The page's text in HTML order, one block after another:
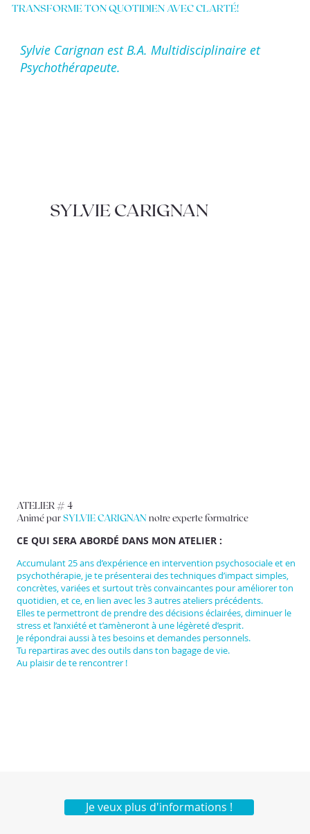
ATELIER # 4
Animé parSYLVIE CARIGNAN notre experte formatrice
CE QUI SERA ABORDÉ DANS MON ATELIER :
Accumulant 25 ans d’expérience en intervention psychosociale et en
psychothérapie, je te présenterai des techniques d’impact simples,
concrètes, variées et surtout très convaincantes pour améliorer ton
quotidien, et ce, en lien avec les 3 autres ateliers précédents.
Elles te permettront de prendre des décisions éclairées, diminuer le
stress et l’anxiété et t’amèneront à une légèreté d’esprit.
Je répondrai aussi à tes besoins et demandes personnels.
Tu repartiras avec des outils dans ton bagage de vie.
Au plaisir de te rencontrer !
Je veux plus d'informations !
TRANSFORME TON QUOTIDIEN AVEC CLARTÉ!
Sylvie Carignan est B.A. Multidisciplinaire et
Psychothérapeute.
SYLVIE CARIGNAN